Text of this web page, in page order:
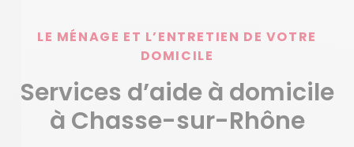
LE MÉNAGE ET L’ENTRETIEN DE VOTRE
DOMICILE
Services d’aide à domicile
à Chasse-sur-Rhône